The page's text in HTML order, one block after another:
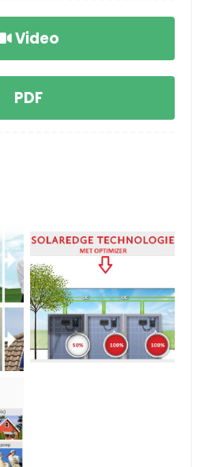
Video
PDF